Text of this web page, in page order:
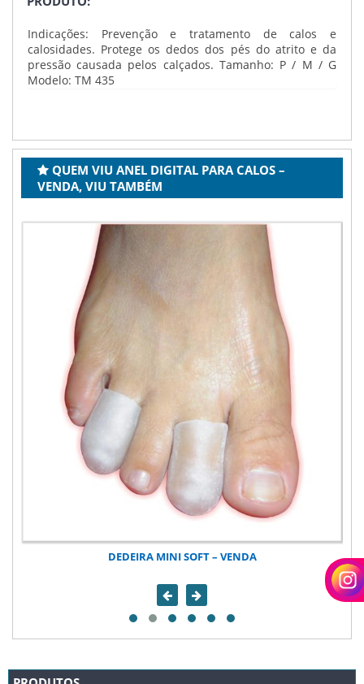
Indicações: Prevenção e tratamento de calos e
calosidades. Protege os dedos dos pés do atrito e da
pressão causada pelos calçados. Tamanho: P / M / G
Modelo: TM 435
QUEM VIU ANEL DIGITAL PARA CALOS –
VENDA, VIU TAMBÉM
DEDEIRA MINI SOFT – VENDA